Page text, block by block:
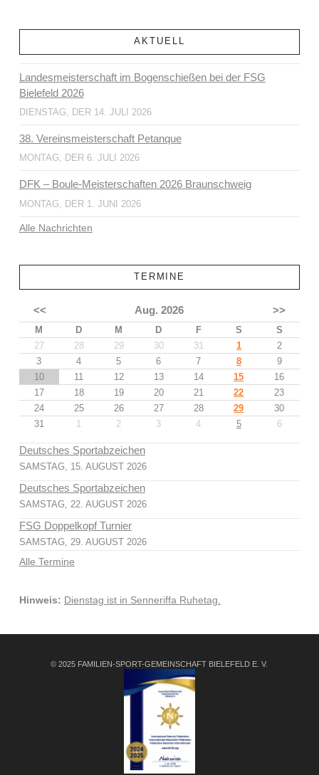
AKTUELL
Landesmeisterschaft im Bogenschießen bei der FSG
Bielefeld 2026
DIENSTAG, DER 14. JULI 2026
38. Vereinsmeisterschaft Petanque
MONTAG, DER 6. JULI 2026
DFK – Boule-Meisterschaften 2026 Braunschweig
MONTAG, DER 1. JUNI 2026
Alle Nachrichten
TERMINE
<< Aug. 2026 >>
M D M D F S
S
27
28 29 30 31 1
2
3
4 5 6 7 8
9
10
11 12 13 14 15
16
17
18 19 20 21 22
23
24
25 26 27 28 29
30
31
1 2 3 4 5 6
Deutsches Sportabzeichen
SAMSTAG, 15. AUGUST 2026
Deutsches Sportabzeichen
SAMSTAG, 22. AUGUST 2026
FSG Doppelkopf Turnier
SAMSTAG, 29. AUGUST 2026
Alle Termine
Hinweis: Dienstag ist in Senneriffa Ruhetag.
© 2025 FAMILIEN-SPORT-GEMEINSCHAFT BIELEFELD E. V.